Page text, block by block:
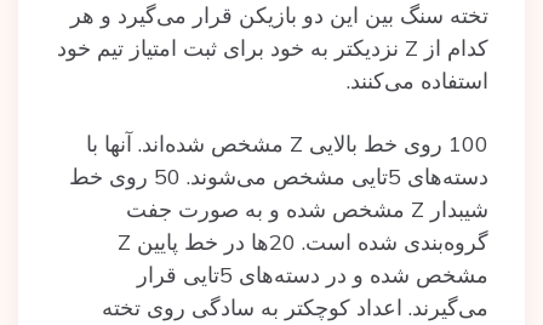
تخته سنگ بین این دو بازیکن قرار می‌گیرد و هر
کدام از Z نزدیکتر به خود برای ثبت امتیاز تیم خود
استفاده می‌کنند.
100 روی خط بالایی Z مشخص شده‌اند. آنها با
دسته‌های 5تایی مشخص می‌شوند. 50 روی خط
شیبدار Z مشخص شده‌ و به صورت جفت
گروه‌بندی شده‌ است. 20ها در خط پایین Z
مشخص شده‌ و در دسته‌های 5تایی قرار
می‌گیرند. اعداد کوچکتر به سادگی روی تخته